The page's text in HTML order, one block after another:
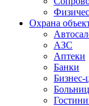
Охрана
АЗС
Аптеки
Банки
Бизнес-